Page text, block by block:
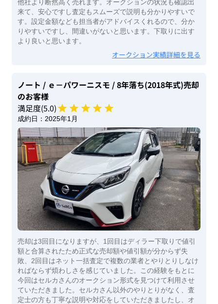
他社より断然高く売れます。オークションの状況も確認出
来て、安心ですし査定もスムーズで説明も分かりやすいで
す。設定金額なども担当者がアドバイスくれるので、分か
りやすいですし、間違いがないと思います。下取りに出す
より良いと思います。
オークション実績詳細を見る
ノート / ｅ－パワーニスモ / 8年落ち(2018年式)売却
のお客様
満足度(5.0)
成約日： 2025年1月
売却は3回目になりますが、1回目はディラー下取りで値引
額と合算されたため正式な売却額や値引額が分からず失
敗、2回目はネット一括査定で複数の業者とやりとりしなけ
ればならず煩わしさを感じていました。この経験をもとに
今回はセルカさんのオークション形式を見つけて利用させ
ていただきました。セルカさん以外のやりとりがなく、査
定士の方も丁寧な説明や対応をしていただきましたし、オ